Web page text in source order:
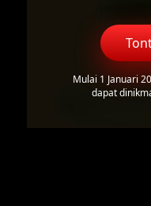
Mulai 1 Januari
dapat